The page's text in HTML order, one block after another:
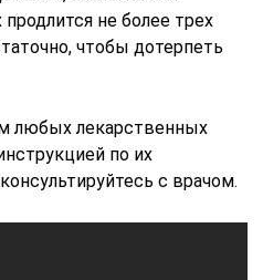
не более трех
чтобы дотерпеть
любых лекарственных
по их
с врачом.